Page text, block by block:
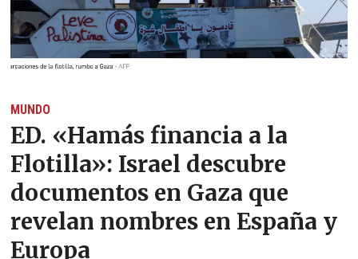
MUNDO
ED. «Hamás financia a la
Flotilla»: Israel descubre
documentos en Gaza que
revelan nombres en España y
Europa